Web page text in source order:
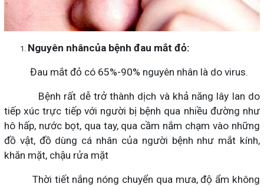
Nguyên nhâncủa bệnh đau mắt đỏ:
Đau mắt đỏ có 65%-90% nguyên nhân là do virus.
Bệnh rất dễ trở thành dịch và khả năng lây lan do
tiếp xúc trực tiếp với người bị bệnh qua nhiều đường như
hô hấp, nước bọt, qua tay, qua cầm nắm chạm vào những
đồ vật, đồ dùng cá nhân của người bệnh như mắt kính,
khăn mặt, chậu rửa mặt
Thời tiết nắng nóng chuyển qua mưa, độ ẩm không